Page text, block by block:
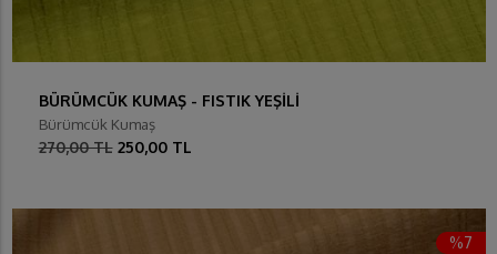
BÜRÜMCÜK KUMAŞ - FISTIK YEŞİLİ
Bürümcük Kumaş
270,00 TL 250,00 TL
%7